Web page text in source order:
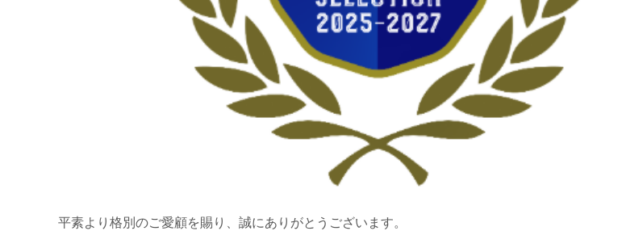
平素より格別のご愛顧を賜り、誠にありがとうございます。